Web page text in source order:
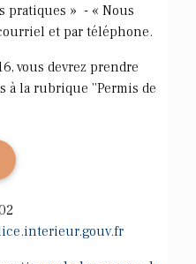
pratiques » - « Nous
et par téléphone.
vous devrez prendre
à la rubrique ''Permis de